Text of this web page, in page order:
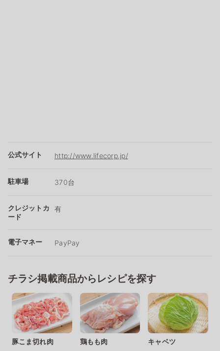
公式サイト http://www.lifecorp.jp/
駐車場 370台
クレジットカ
ード
有
電子マネー PayPay
チラシ掲載商品からレシピを探す
豚こま切れ肉 鶏もも肉 キャベツ